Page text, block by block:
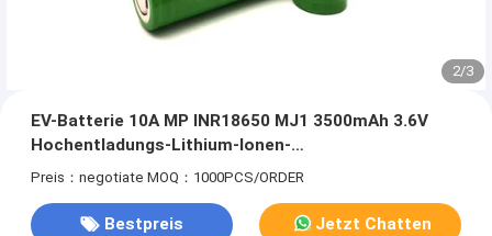
2/3
EV-Batterie 10A MP INR18650 MJ1 3500mAh 3.6V
Hochentladungs-Lithium-Ionen-
Wiederaufladbatterien Originalmarke
Preis：negotiate MOQ：1000PCS/ORDER
Bestpreis Jetzt Chatten